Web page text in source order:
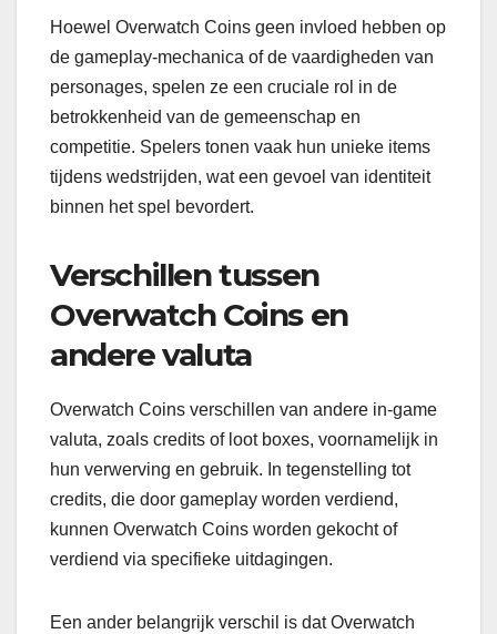
Hoewel Overwatch Coins geen invloed hebben op
de gameplay-mechanica of de vaardigheden van
personages, spelen ze een cruciale rol in de
betrokkenheid van de gemeenschap en
competitie. Spelers tonen vaak hun unieke items
tijdens wedstrijden, wat een gevoel van identiteit
binnen het spel bevordert.
Verschillen tussen
Overwatch Coins en
andere valuta
Overwatch Coins verschillen van andere in-game
valuta, zoals credits of loot boxes, voornamelijk in
hun verwerving en gebruik. In tegenstelling tot
credits, die door gameplay worden verdiend,
kunnen Overwatch Coins worden gekocht of
verdiend via specifieke uitdagingen.
Een ander belangrijk verschil is dat Overwatch